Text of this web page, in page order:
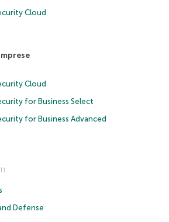
Cloud
Cloud
for Business Select
for Business Advanced
Defense